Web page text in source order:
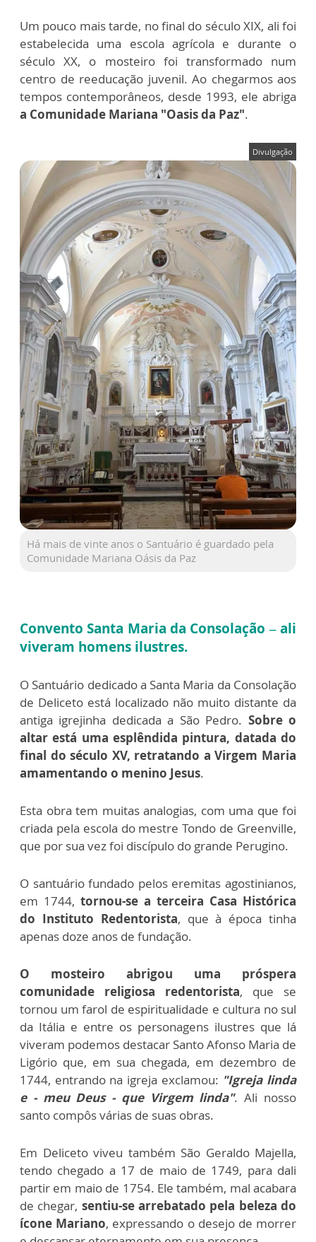
Um pouco mais tarde, no final do século XIX, ali foi
estabelecida uma escola agrícola e durante o
século XX, o mosteiro foi transformado num
centro de reeducação juvenil. Ao chegarmos aos
tempos contemporâneos, desde 1993, ele abriga
a Comunidade Mariana "Oasis da Paz".
Divulgação
Há mais de vinte anos o Santuário é guardado pela
Comunidade Mariana Oásis da Paz
Convento Santa Maria da Consolação – ali
viveram homens ilustres.
O Santuário dedicado a Santa Maria da Consolação
de Deliceto está localizado não muito distante da
antiga igrejinha dedicada a São Pedro. Sobre o
altar está uma esplêndida pintura, datada do
final do século XV, retratando a Virgem Maria
amamentando o menino Jesus.
Esta obra tem muitas analogias, com uma que foi
criada pela escola do mestre Tondo de Greenville,
que por sua vez foi discípulo do grande Perugino.
O santuário fundado pelos eremitas agostinianos,
em 1744, tornou-se a terceira Casa Histórica
do Instituto Redentorista, que à época tinha
apenas doze anos de fundação.
O mosteiro abrigou uma próspera
comunidade religiosa redentorista, que se
tornou um farol de espiritualidade e cultura no sul
da Itália e entre os personagens ilustres que lá
viveram podemos destacar Santo Afonso Maria de
Ligório que, em sua chegada, em dezembro de
1744, entrando na igreja exclamou: "Igreja linda
e - meu Deus - que Virgem linda". Ali nosso
santo compôs várias de suas obras.
Em Deliceto viveu também São Geraldo Majella,
tendo chegado a 17 de maio de 1749, para dali
partir em maio de 1754. Ele também, mal acabara
de chegar, sentiu-se arrebatado pela beleza do
ícone Mariano, expressando o desejo de morrer